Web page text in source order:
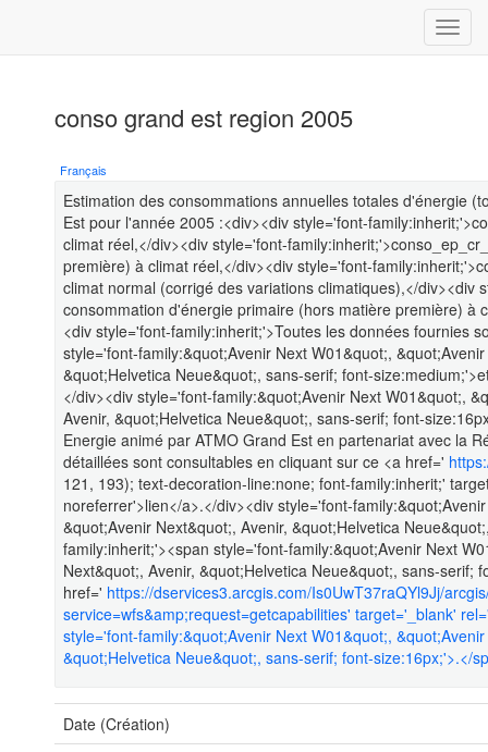
conso grand est region 2005
Français
Estimation des consommations annuelles totales d'énergie
Est pour l'année 2005 :<div><div style='font-
climat réel,</div><div style='font-
première) à climat réel,</div><div style='font-
climat normal (corrigé des variations climatiques),</div><div
consommation d'énergie primaire (hors matière première) à
<div style='font-family:inherit;'>Toutes les données fournies
style='font-family:&quot;Avenir Next W01&quot;,
&quot;Helvetica Neue&quot;, sans-serif; font-
</div><div style='font-family:&quot;Avenir Next W01&quot;,
Avenir, &quot;Helvetica Neue&quot;, sans-serif; font-
Energie animé par ATMO Grand Est en partenariat avec la
détaillées sont consultables en cliquant sur ce <a href='
121, 193); text-decoration-line:none; font-family:inherit;'
noreferrer'>lien</a>.</div><div style='font-
&quot;Avenir Next&quot;, Avenir, &quot;Helvetica
family:inherit;'><span style='font-family:&quot;Avenir Next
Next&quot;, Avenir, &quot;Helvetica Neue&quot;, sans-
href=' https://dservices3.arcgis.com/Is0UwT37raQYl9Jj/
service=wfs&amp;request=getcapabilities' target='_blank'
style='font-family:&quot;Avenir Next W01&quot;,
&quot;Helvetica Neue&quot;, sans-serif; font-size:16px;'>.</
Date (Création)